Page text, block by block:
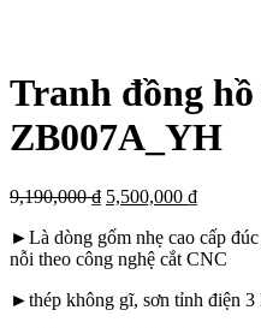
Tranh đồng
ZB007A_YH
9,190,000₫ 5,500,000 ₫
►Là dòng gốm nhẹ cao cấp
nỗi theo công nghệ cắt CNC
►thép không gĩ, sơn tỉnh điện 3